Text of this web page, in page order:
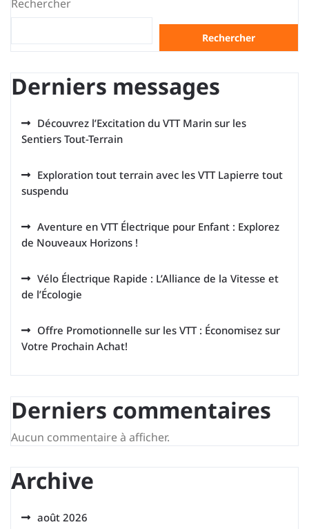
Rechercher
Rechercher
Derniers messages
Découvrez l’Excitation du VTT Marin sur les
Sentiers Tout-Terrain
Exploration tout terrain avec les VTT Lapierre tout
suspendu
Aventure en VTT Électrique pour Enfant : Explorez
de Nouveaux Horizons !
Vélo Électrique Rapide : L’Alliance de la Vitesse et
de l’Écologie
Offre Promotionnelle sur les VTT : Économisez sur
Votre Prochain Achat!
Derniers commentaires
Aucun commentaire à afficher.
Archive
août 2026